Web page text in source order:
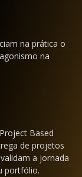
na prática o
na
Based
de projetos
a jornada
portfólio.